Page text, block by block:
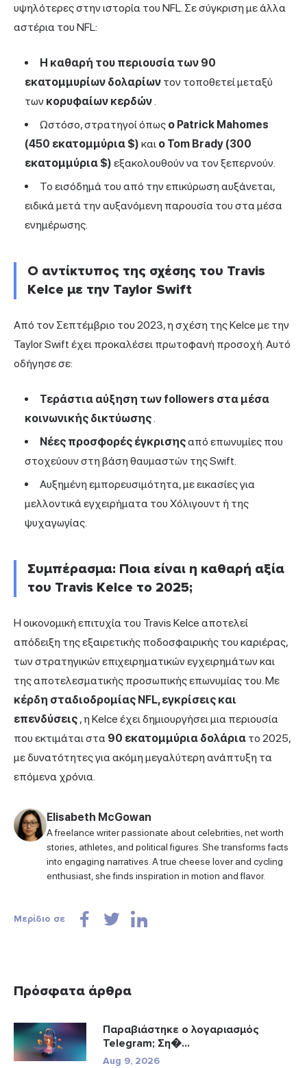
υψηλότερες στην ιστορία του NFL. Σε σύγκριση με άλλα
αστέρια του NFL:
Η καθαρή του περιουσία των 90
εκατομμυρίων δολαρίων τον τοποθετεί μεταξύ
των κορυφαίων κερδών.
Ωστόσο, στρατηγοί όπως ο Patrick Mahomes
(450 εκατομμύρια $) και ο Tom Brady (300
εκατομμύρια $) εξακολουθούν να τον ξεπερνούν.
Το εισόδημά του από την επικύρωση αυξάνεται,
ειδικά μετά την αυξανόμενη παρουσία του στα μέσα
ενημέρωσης.
Ο αντίκτυπος της σχέσης του Travis
Kelce με την Taylor Swift
Από τον Σεπτέμβριο του 2023, η σχέση της Kelce με την
Taylor Swift έχει προκαλέσει πρωτοφανή προσοχή. Αυτό
οδήγησε σε:
Τεράστια αύξηση των followers στα μέσα
κοινωνικής δικτύωσης.
Νέες προσφορές έγκρισηςαπό επωνυμίες που
στοχεύουν στη βάση θαυμαστών της Swift.
Αυξημένη εμπορευσιμότητα, με εικασίες για
μελλοντικά εγχειρήματα του Χόλιγουντ ή της
ψυχαγωγίας.
Συμπέρασμα: Ποια είναι η καθαρή αξία
του Travis Kelce το 2025;
Η οικονομική επιτυχία του Travis Kelce αποτελεί
απόδειξη της εξαιρετικής ποδοσφαιρικής του καριέρας,
των στρατηγικών επιχειρηματικών εγχειρημάτων και
της αποτελεσματικής προσωπικής επωνυμίας του. Με
κέρδη σταδιοδρομίας NFL, εγκρίσεις και
επενδύσεις , η Kelce έχει δημιουργήσει μια περιουσία
που εκτιμάται στα 90 εκατομμύρια δολάρια το 2025,
με δυνατότητες για ακόμη μεγαλύτερη ανάπτυξη τα
επόμενα χρόνια.
Elisabeth McGowan
A freelance writer passionate about celebrities, net worth
stories, athletes, and political figures. She transforms facts
into engaging narratives. A true cheese lover and cycling
enthusiast, she finds inspiration in motion and flavor.
Μερίδιο σε
Πρόσφατα άρθρα
Παραβιάστηκε ο λογαριασμός
Telegram; Ση�...
Aug 9, 2026